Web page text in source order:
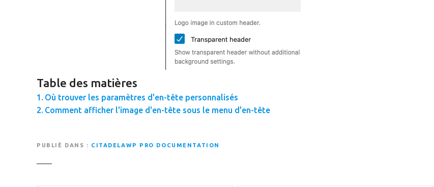
Table des matières
Où trouver les paramètres d'en-tête personnalisés
Comment afficher l'image d'en-tête sous le menu d'en-tête
PUBLIÉ DANS CITADELAWP PRO DOCUMENTATION